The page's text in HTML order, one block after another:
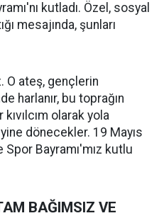
kutladı. Özel, sosyal
mesajında, şunları
O ateş, gençlerin
harlanır, bu toprağın
olarak yola
dönecekler. 19 Mayıs
Bayramı'mız kutlu
BAĞIMSIZ VE